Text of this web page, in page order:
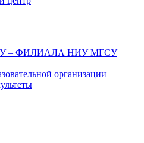
– ФИЛИАЛА НИУ МГСУ
организации